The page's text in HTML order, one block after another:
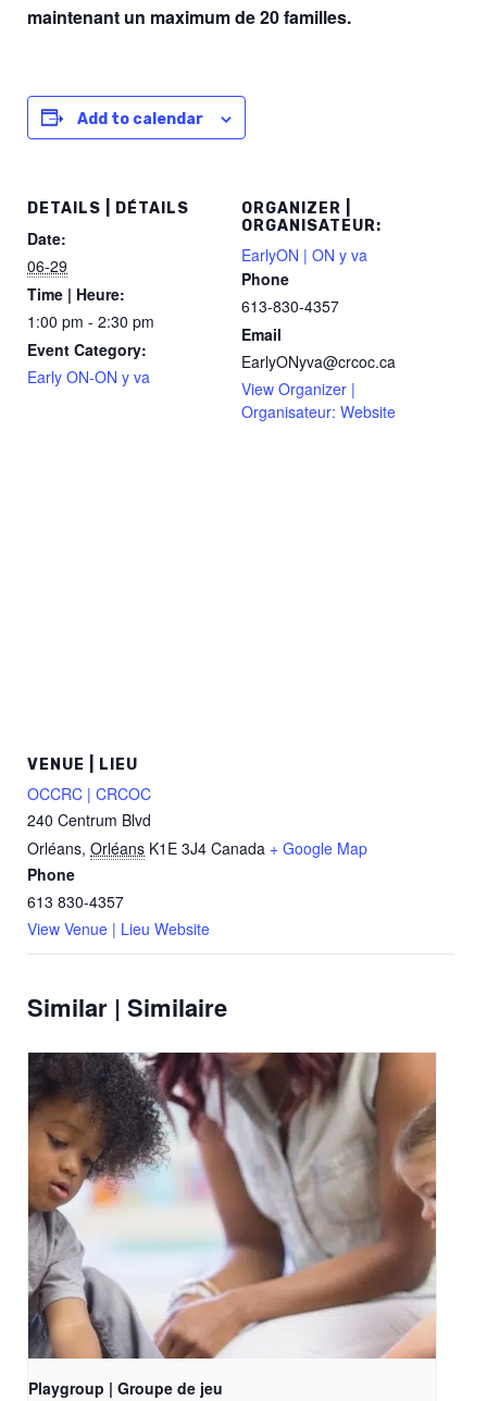
maintenant un maximum de 20 familles.
Add to calendar
DETAILS | DÉTAILS
Date:
06-29
Time | Heure:
1:00 pm - 2:30 pm
Event Category:
Early ON-ON y va
ORGANIZER |
ORGANISATEUR:
EarlyON | ON y va
Phone
613-830-4357
Email
EarlyONyva@crcoc.ca
View Organizer |
Organisateur: Website
VENUE | LIEU
OCCRC | CRCOC
240 Centrum Blvd
Orléans, Orléans K1E 3J4 Canada + Google Map
Phone
613 830-4357
View Venue | Lieu Website
Similar | Similaire
Playgroup | Groupe de jeu